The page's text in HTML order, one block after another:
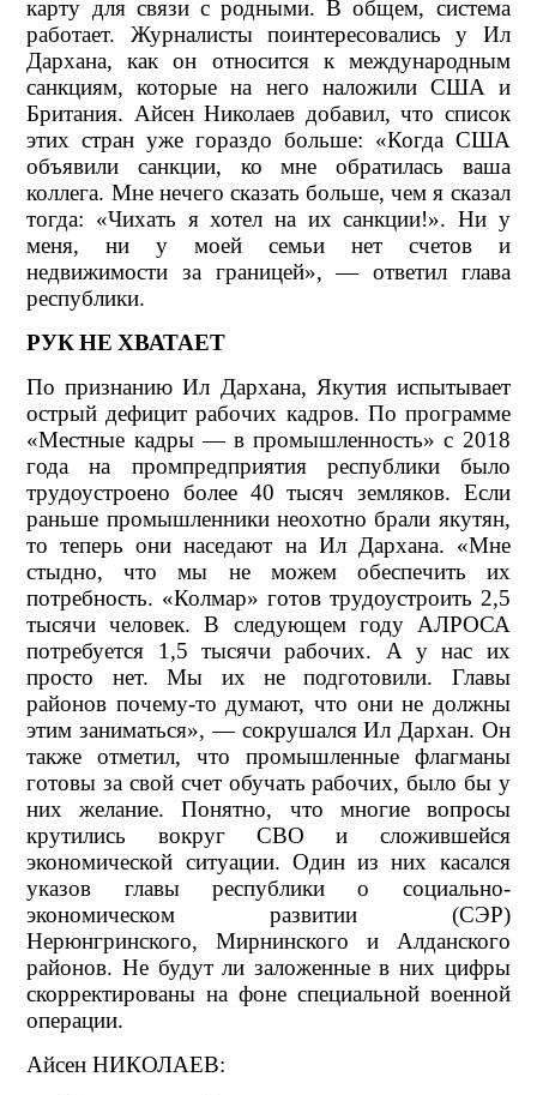
карту для связи с родными. В общем, система
работает. Журналисты поинтересовались у Ил
Дархана, как он относится к международным
санкциям, которые на него наложили США и
Британия. Айсен Николаев добавил, что список
этих стран уже гораздо больше: «Когда США
объявили санкции, ко мне обратилась ваша
коллега. Мне нечего сказать больше, чем я сказал
тогда: «Чихать я хотел на их санкции!». Ни у
меня, ни у моей семьи нет счетов и
недвижимости за границей», — ответил глава
республики.
РУК НЕ ХВАТАЕТ
По признанию Ил Дархана, Якутия испытывает
острый дефицит рабочих кадров. По программе
«Местные кадры — в промышленность» с 2018
года на промпредприятия республики было
трудоустроено более 40 тысяч земляков. Если
раньше промышленники неохотно брали якутян,
то теперь они наседают на Ил Дархана. «Мне
стыдно, что мы не можем обеспечить их
потребность. «Колмар» готов трудоустроить 2,5
тысячи человек. В следующем году АЛРОСА
потребуется 1,5 тысячи рабочих. А у нас их
просто нет. Мы их не подготовили. Главы
районов почему-то думают, что они не должны
этим заниматься», — сокрушался Ил Дархан. Он
также отметил, что промышленные флагманы
готовы за свой счет обучать рабочих, было бы у
них желание. Понятно, что многие вопросы
крутились вокруг СВО и сложившейся
экономической ситуации. Один из них касался
указов главы республики о социально-
экономическом развитии (СЭР)
Нерюнгринского, Мирнинского и Алданского
районов. Не будут ли заложенные в них цифры
скорректированы на фоне специальной военной
операции.
Айсен НИКОЛАЕВ: